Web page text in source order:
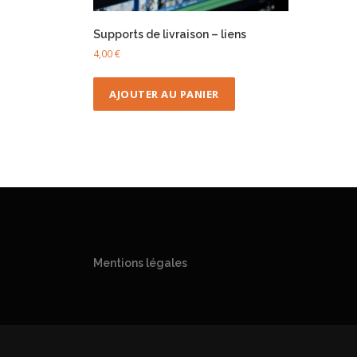
Supports de livraison – liens
4,00€
AJOUTER AU PANIER
Mentions légales